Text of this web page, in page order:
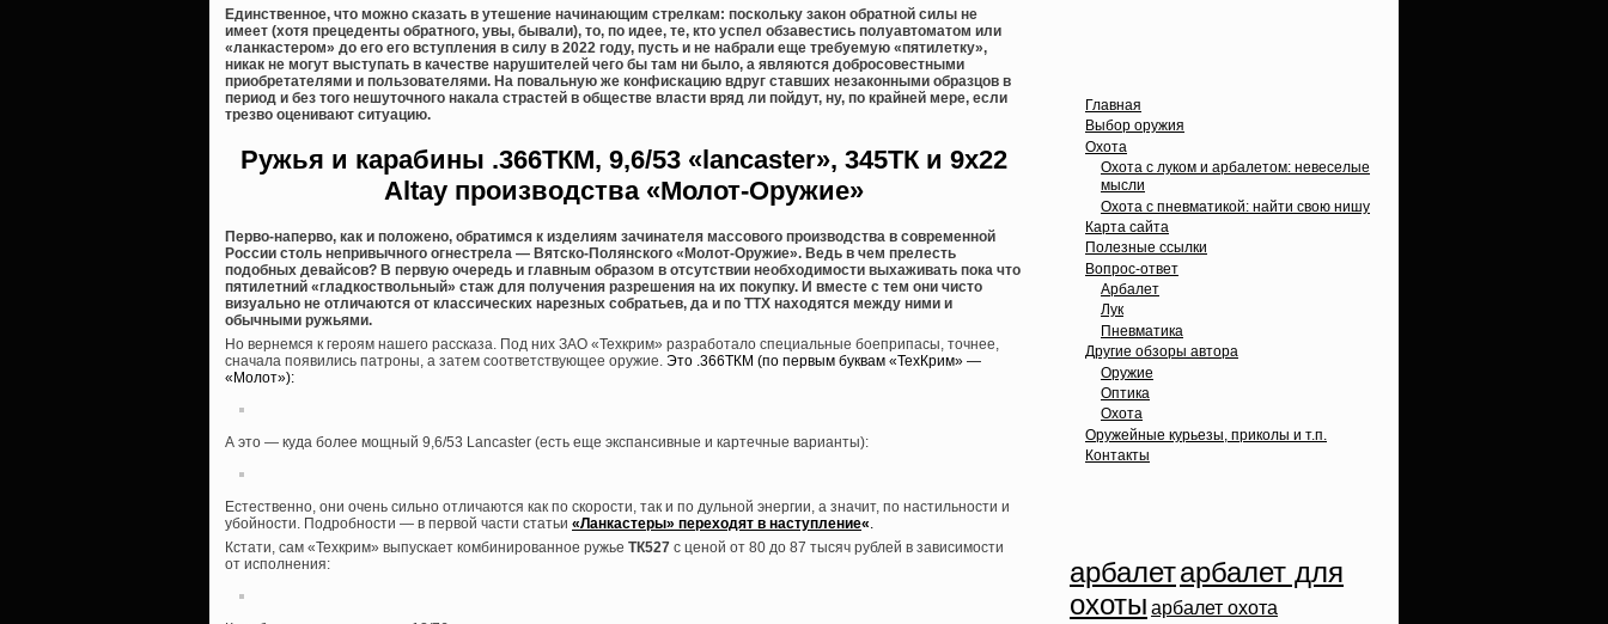
Единственное, что можно сказать в утешение начинающим стрелкам: поскольку закон обратной силы не
имеет (хотя прецеденты обратного, увы, бывали), то, по идее, те, кто успел обзавестись полуавтоматом или
«ланкастером» до его его вступления в силу в 2022 году, пусть и не набрали еще требуемую «пятилетку»,
никак не могут выступать в качестве нарушителей чего бы там ни было, а являются добросовестными
приобретателями и пользователями. На повальную же конфискацию вдруг ставших незаконными образцов в
период и без того нешуточного накала страстей в обществе власти вряд ли пойдут, ну, по крайней мере, если
трезво оценивают ситуацию.
Ружья и карабины .366ТКМ, 9,6/53 «lancaster», 345ТК и 9х22
Altay производства «Молот-Оружие»
Перво-наперво, как и положено, обратимся к изделиям зачинателя массового производства в современной
России столь непривычного огнестрела — Вятско-Полянского «Молот-Оружие». Ведь в чем прелесть
подобных девайсов? В первую очередь и главным образом в отсутствии необходимости выхаживать пока что
пятилетний «гладкоствольный» стаж для получения разрешения на их покупку. И вместе с тем они чисто
визуально не отличаются от классических нарезных собратьев, да и по ТТХ находятся между ними и
обычными ружьями.
Но вернемся к героям нашего рассказа. Под них ЗАО «Техкрим» разработало специальные боеприпасы, точнее,
сначала появились патроны, а затем соответствующее оружие. Это .366ТКМ (по первым буквам «ТехКрим» —
«Молот»):
А это — куда более мощный 9,6/53 Lancaster (есть еще экспансивные и картечные варианты):
Естественно, они очень сильно отличаются как по скорости, так и по дульной энергии, а значит, по настильности и
убойности. Подробности — в первой части статьи «Ланкастеры» переходят в наступление«.
Кстати, сам «Техкрим» выпускает комбинированное ружье ТК527 с ценой от 80 до 87 тысяч рублей в зависимости
от исполнения:
Главная
Выбор оружия
Охота
Охота с луком и арбалетом: невеселые
мысли
Охота с пневматикой: найти свою нишу
Карта сайта
Полезные ссылки
Вопрос-ответ
Арбалет
Лук
Пневматика
Другие обзоры автора
Оружие
Оптика
Охота
Оружейные курьезы, приколы и т.п.
Контакты
арбалетарбалет для
охоты арбалет охота